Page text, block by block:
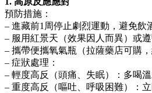
預防措施：
– 進藏前1周停止劇烈運動，避免飲
– 服用紅景天（效果因人而異）或
– 攜帶便攜氧氣瓶（拉薩藥店可購，
– 症狀處理：
– 輕度高反（頭痛、失眠）：多喝
– 重度高反（嘔吐、呼吸困難）：